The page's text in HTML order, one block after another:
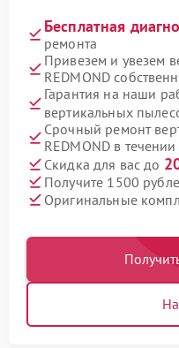
Бесплатная
ремонта
Привезем и увезем
REDMOND
Гарантия на наши
вертикальных
Срочный ремонт
REDMOND в течении
Скидка для вас до
Получите 1500
Оригинальные